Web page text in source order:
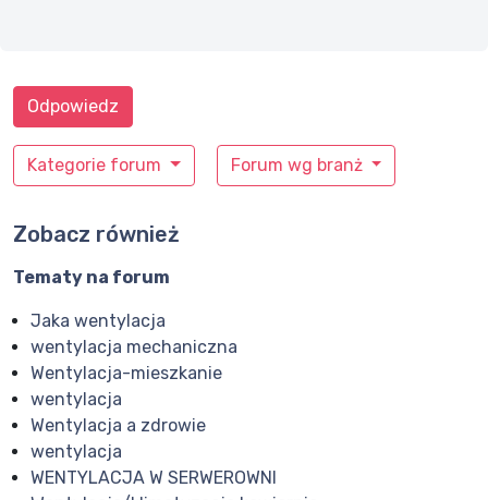
Kategorie forum Forum wg branż
Odpowiedz
Zobacz również
Tematy na forum
Jaka wentylacja
wentylacja mechaniczna
Wentylacja-mieszkanie
wentylacja
Wentylacja a zdrowie
wentylacja
WENTYLACJA W SERWEROWNI